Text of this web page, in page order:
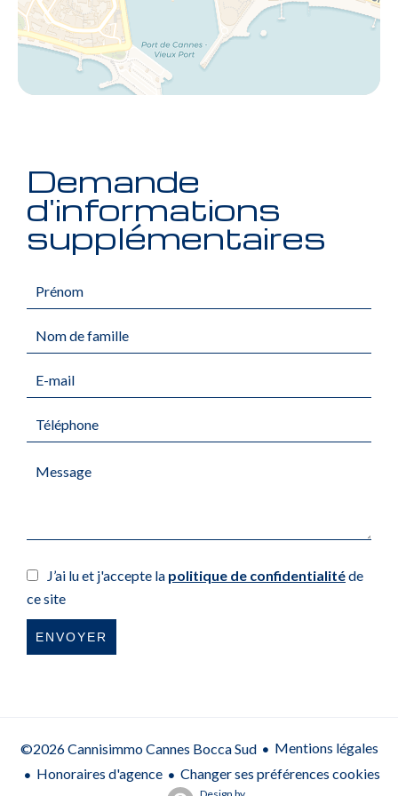
Demande
d'informations
supplémentaires
J’ai lu et j'accepte la politique de confidentialitéde
ce site
ENVOYER
©2026 Cannisimmo Cannes Bocca Sud
Mentions légales
Honoraires d'agence
Changer ses préférences cookies